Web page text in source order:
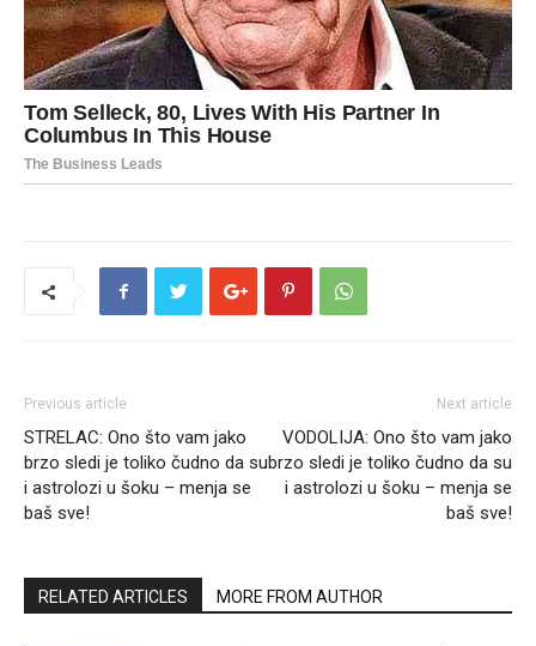
Previous article
STRELAC: Ono što vam jako
brzo sledi je toliko čudno da su
i astrolozi u šoku – menja se
baš sve!
Next article
VODOLIJA: Ono što vam jako
brzo sledi je toliko čudno da su
i astrolozi u šoku – menja se
baš sve!
RELATED ARTICLES MORE FROM AUTHOR